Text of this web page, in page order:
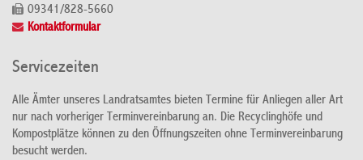
09341/828-5660
Kontaktformular
Servicezeiten
Alle Ämter unseres Landratsamtes bieten Termine für Anliegen aller Art
nur nach vorheriger Terminvereinbarung an. Die Recyclinghöfe und
Kompostplätze können zu den Öffnungszeiten ohne Terminvereinbarung
besucht werden.